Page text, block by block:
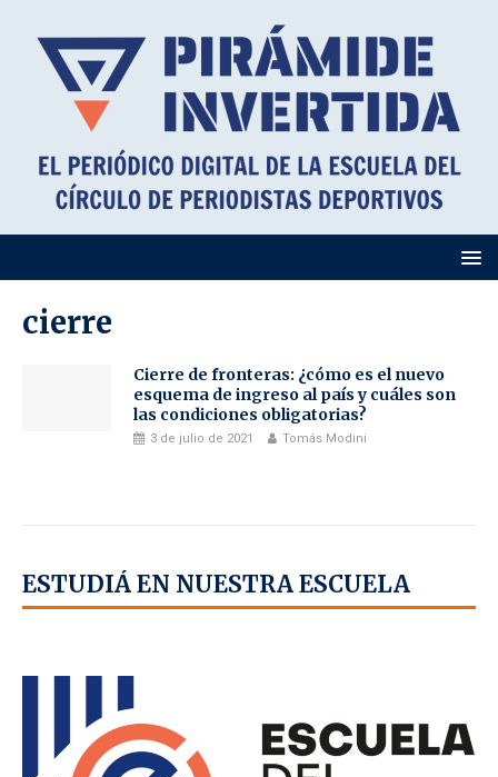
cierre
Cierre de fronteras: ¿cómo es el nuevo
esquema de ingreso al país y cuáles son
las condiciones obligatorias?
3 de julio de 2021 Tomás Modini
ESTUDIÁ EN NUESTRA ESCUELA